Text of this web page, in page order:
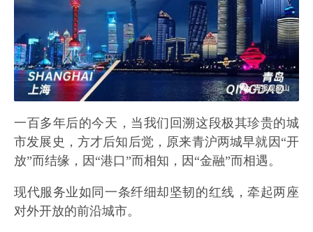
一百多年后的今天，当我们回溯这段极其珍贵的城
市发展史，方才后知后觉，原来青沪两城早就因“开
放”而结缘，因“港口”而相知，因“金融”而相遇。
现代服务业如同一条纤细却坚韧的红线，牵起两座
对外开放的前沿城市。